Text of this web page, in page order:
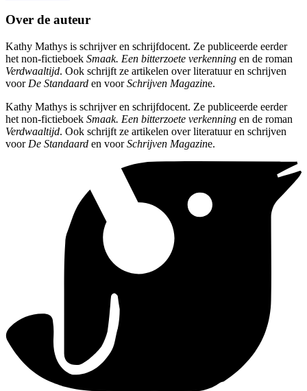
Over de auteur
Kathy Mathys is schrijver en schrijfdocent. Ze publiceerde eerder
het non-fictieboek Smaak. Een bitterzoete verkenning en de roman
Verdwaaltijd. Ook schrijft ze artikelen over literatuur en schrijven
voor De Standaard en voorSchrijven Magazine.
Kathy Mathys is schrijver en schrijfdocent. Ze publiceerde eerder
het non-fictieboek Smaak. Een bitterzoete verkenning en de roman
Verdwaaltijd. Ook schrijft ze artikelen over literatuur en schrijven
voor De Standaard en voorSchrijven Magazine.